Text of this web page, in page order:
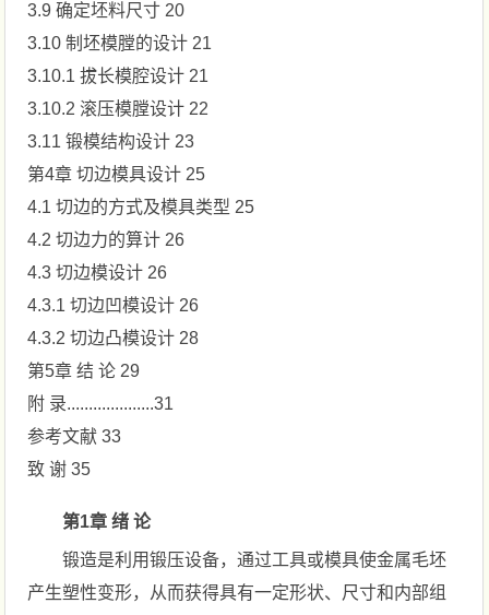
3.9 确定坯料尺寸 20
3.10 制坯模膛的设计 21
3.10.1 拔长模腔设计 21
3.10.2 滚压模膛设计 22
3.11 锻模结构设计 23
第4章 切边模具设计 25
4.1 切边的方式及模具类型 25
4.2 切边力的算计 26
4.3 切边模设计 26
4.3.1 切边凹模设计 26
4.3.2 切边凸模设计 28
第5章 结 论 29
附 录....................31
参考文献 33
致 谢 35
第1章 绪 论
锻造是利用锻压设备，通过工具或模具使金属毛坯
产生塑性变形，从而获得具有一定形状、尺寸和内部组